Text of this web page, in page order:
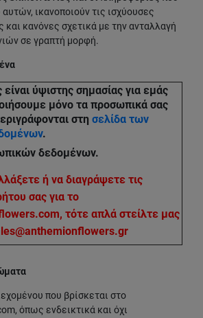
ικανοποιούν τις ισχύουσες
και κανόνες σχετικά με την ανταλλαγή
σε γραπτή μορφή.
ύψιστης σημασίας για εμάς
μόνο τα προσωπικά σας
στη σελίδα των
.
δεδομένων.
ή να διαγράψετε τις
σας για το
τότε απλά στείλτε μας
που βρίσκεται στο
όπως ενδεικτικά και όχι